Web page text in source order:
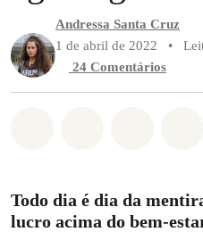
Andressa Santa Cruz
1 de abril de 2022
•
24 Comentários
Todo dia é dia da
lucro acima do bem-